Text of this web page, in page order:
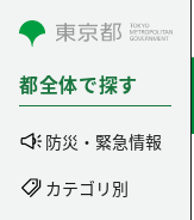
コンテンツにスキップ
都全体で探す
防災・緊急情報
カテゴリ別